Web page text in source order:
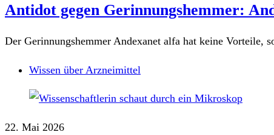
Antidot gegen Gerinnungshemmer:
Der Gerinnungshemmer Andexanet alfa hat keine Vorteile,
Wissen über Arzneimittel
22. Mai 2026